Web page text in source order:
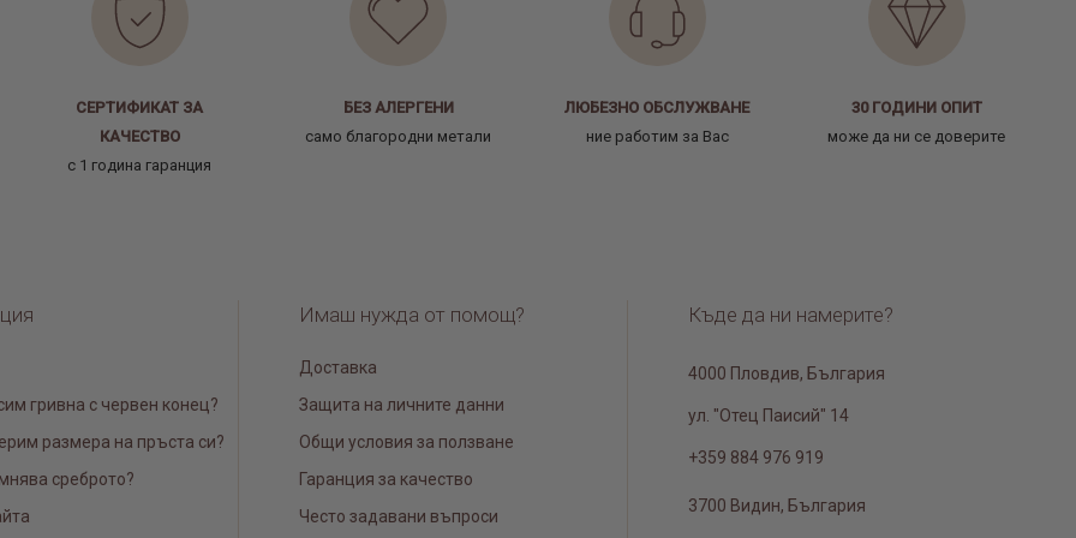
СЕРТИФИКАТ ЗА
КАЧЕСТВО
с 1 година гаранция
БЕЗ АЛЕРГЕНИ
само благородни метали
ЛЮБЕЗНО ОБСЛУЖВАНЕ
ние работим за Вас
30 ГОДИНИ ОПИТ
може да ни се доверите
гривна с червен конец?
размера на пръста си?
среброто?
Имаш нужда от помощ?
Доставка
Защита на личните данни
Общи условия за ползване
Гаранция за качество
Често задавани въпроси
Къде да ни намерите?
4000 Пловдив, България
ул. "Отец Паисий" 14
+359 884 976 919
3700 Видин, България